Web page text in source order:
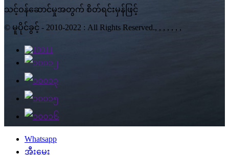
သင့်ဝန်ဆောင်မှုအတွက် စိတ်ရင်းမှန်ဖြင့်
© မူပိုင်ခွင့် - 2010-2022 : All Rights Reserved., , , , , , ,
Whatsapp
အီးမေး